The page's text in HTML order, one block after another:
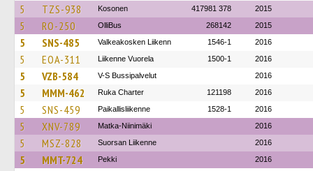
5 TZS-938 Kosonen 417981 378 2015
5 RO-250 OlliBus 268142 2015
5 SNS-485 Valkeakosken Liikenn 1546-1 2016
5 EOA-311 Liikenne Vuorela 1500-1 2016
5 VZB-584 V-S Bussipalvelut 2016
5 MMM-462 Ruka Charter 121198 2016
5 SNS-459 Paikallisliikenne 1528-1 2016
5 XNV-789 Matka-Niinimäki 2016
5 MSZ-828 Suorsan Liikenne 2016
5 MMT-724 Pekki 2016